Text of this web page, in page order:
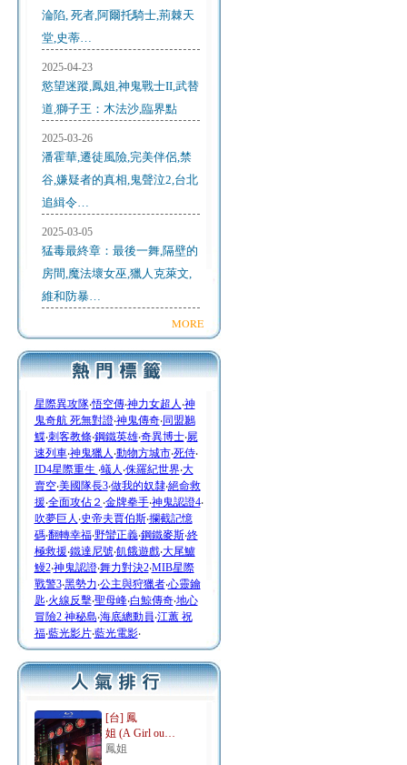
淪陷, 死者,阿爾托騎士,荊棘天
堂,史蒂…
2025-04-23
慾望迷蹤,鳳姐,神鬼戰士II,武替
道,獅子王：木法沙,臨界點
2025-03-26
潘霍華,遷徒風險,完美伴侶,禁
谷,嫌疑者的真相,鬼聲泣2,台北
追緝令…
2025-03-05
猛毒最終章：最後一舞,隔壁的
房間,魔法壞女巫,獵人克萊文,
維和防暴…
MORE
星際異攻隊‧悟空傳‧神力女超人 ‧神
鬼奇航 死無對證‧神鬼傳奇‧同盟鶼
鰈‧刺客教條‧鋼鐵英雄‧奇異博士‧屍
速列車‧神鬼獵人 ‧動物方城市‧死侍‧
ID4星際重生 ‧蟻人 ‧侏羅紀世界‧大
賣空‧美國隊長3‧做我的奴隸‧絕命救
援‧全面攻佔２ ‧金牌拳手‧神鬼認證4‧
吹夢巨人 ‧史帝夫賈伯斯‧攔截記憶
碼‧翻轉幸福‧野蠻正義‧鋼鐵麥斯‧終
極救援‧鐵達尼號‧飢餓遊戲‧大尾鱸
鰻2‧神鬼認證‧舞力對決2‧MIB星際
戰警3‧黑勢力‧公主與狩獵者‧心靈鑰
匙‧火線反擊‧聖母峰‧白鯨傳奇‧地心
冒險2 神秘島‧海底總動員‧江蕙 祝
福‧藍光影片‧藍光電影‧
[台] 鳳
姐 (A Girl ou…
鳳姐